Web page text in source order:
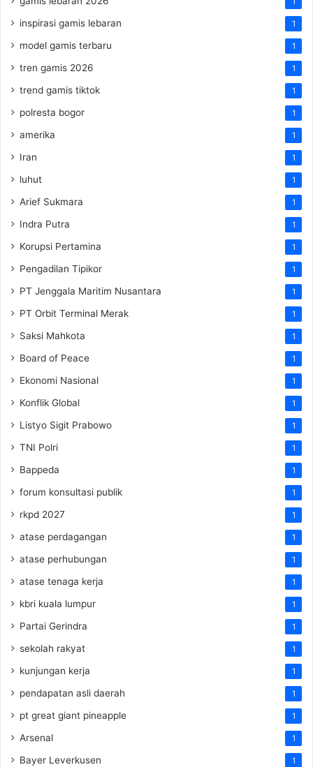
inspirasi gamis lebaran 1
model gamis terbaru 1
tren gamis 2026 1
trend gamis tiktok 1
polresta bogor 1
amerika 1
Iran 1
luhut 1
Arief Sukmara 1
Indra Putra 1
Korupsi Pertamina 1
Pengadilan Tipikor 1
PT Jenggala Maritim Nusantara 1
PT Orbit Terminal Merak 1
Saksi Mahkota 1
Board of Peace 1
Ekonomi Nasional 1
Konflik Global 1
Listyo Sigit Prabowo 1
TNI Polri 1
Bappeda 1
forum konsultasi publik 1
rkpd 2027 1
atase perdagangan 1
atase perhubungan 1
atase tenaga kerja 1
kbri kuala lumpur 1
Partai Gerindra 1
sekolah rakyat 1
kunjungan kerja 1
pendapatan asli daerah 1
pt great giant pineapple 1
Arsenal 1
Bayer Leverkusen 1